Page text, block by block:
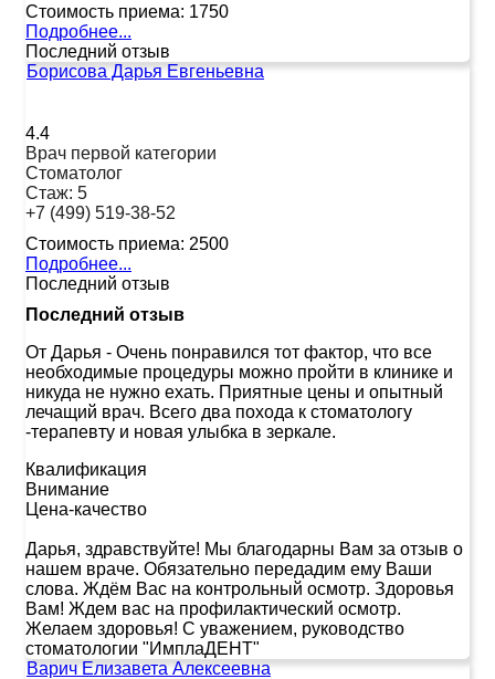
Стоимость приема: 1750
Подробнее...
Последний отзыв
Борисова Дарья Евгеньевна
4.4
Врач первой категории
Стоматолог
Стаж: 5
+7 (499) 519-38-52
Стоимость приема: 2500
Подробнее...
Последний отзыв
Последний отзыв
От Дарья - Очень понравился тот фактор, что все
необходимые процедуры можно пройти в клинике и
никуда не нужно ехать. Приятные цены и опытный
лечащий врач. Всего два похода к стоматологу
-терапевту и новая улыбка в зеркале.
Квалификация
Внимание
Цена-качество
Дарья, здравствуйте! Мы благодарны Вам за отзыв о
нашем враче. Обязательно передадим ему Ваши
слова. Ждём Вас на контрольный осмотр. Здоровья
Вам! Ждем вас на профилактический осмотр.
Желаем здоровья! С уважением, руководство
стоматологии "ИмплаДЕНТ"
Варич Елизавета Алексеевна